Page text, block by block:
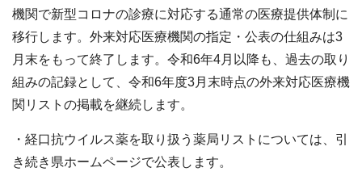
機関で新型コロナの診療に対応する通常の医療提供体制に
移行します。外来対応医療機関の指定・公表の仕組みは3
月末をもって終了します。令和6年4月以降も、過去の取り
組みの記録として、令和6年度3月末時点の外来対応医療機
関リストの掲載を継続します。
・経口抗ウイルス薬を取り扱う薬局リストについては、引
き続き県ホームページで公表します。